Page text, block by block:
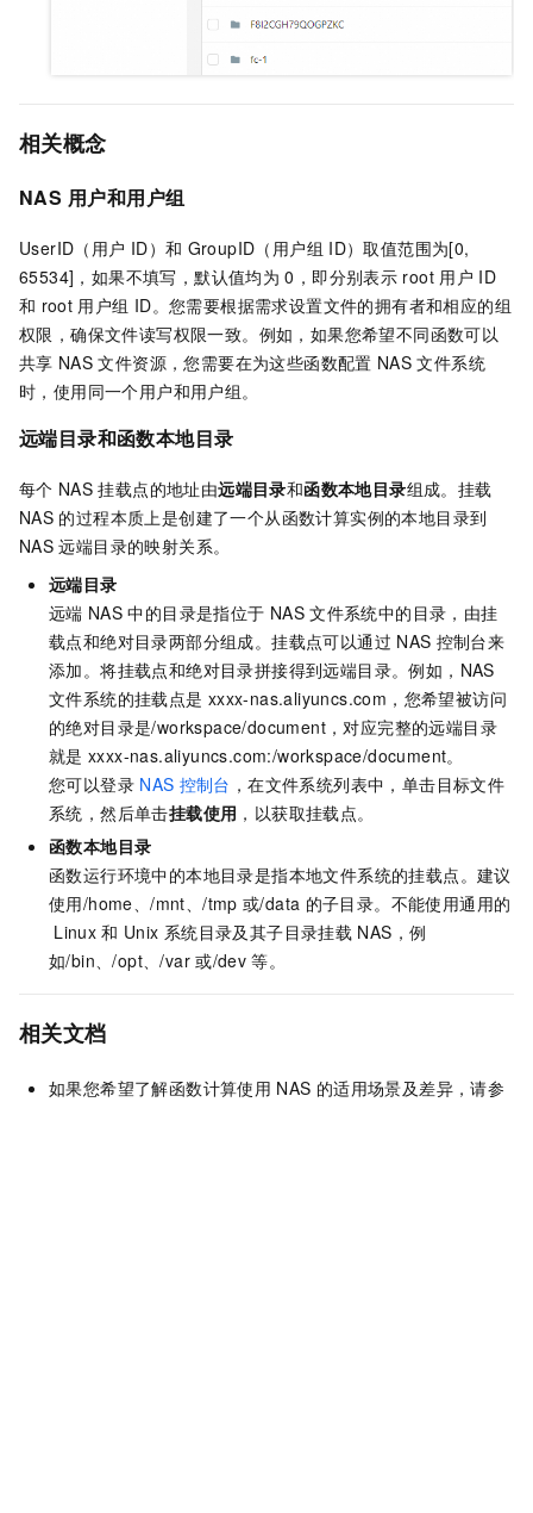
相关概念
NAS 用户和用户组
UserID（用户 ID）和 GroupID（用户组 ID）取值范围为[0,
65534]，如果不填写，默认值均为 0，即分别表示 root 用户 ID
和 root 用户组 ID。您需要根据需求设置文件的拥有者和相应的组
权限，确保文件读写权限一致。例如，如果您希望不同函数可以
共享 NAS 文件资源，您需要在为这些函数配置 NAS 文件系统
时，使用同一个用户和用户组。
远端目录和函数本地目录
每个 NAS 挂载点的地址由远端目录和函数本地目录组成。挂载
NAS 的过程本质上是创建了一个从函数计算实例的本地目录到
NAS 远端目录的映射关系。
远端目录
远端 NAS 中的目录是指位于 NAS 文件系统中的目录，由挂
载点和绝对目录两部分组成。挂载点可以通过 NAS 控制台来
添加。将挂载点和绝对目录拼接得到远端目录。例如，NAS
文件系统的挂载点是 xxxx-nas.aliyuncs.com ，您希望被访问
的绝对目录是/workspace/document ，对应完整的远端目录
就是 xxxx-nas.aliyuncs.com:/workspace/document。
您可以登录 NAS 控制台 ，在文件系统列表中，单击目标文件
系统，然后单击挂载使用 ，以获取挂载点。
函数本地目录
函数运行环境中的本地目录是指本地文件系统的挂载点。建议
使用/home 、/mnt 、/tmp 或/data 的子目录。不能使用通用的
Linux 和 Unix 系统目录及其子目录挂载 NAS，例
如/bin 、/opt 、/var 或/dev 等。
相关文档
如果您希望了解函数计算使用 NAS 的适用场景及差异，请参